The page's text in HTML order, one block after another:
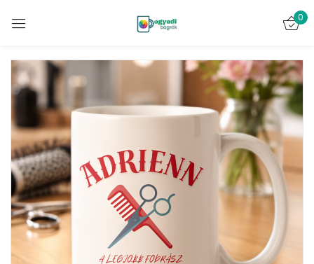
0
Bejelentkezés
Emlékezz rám Elveszett jelszó?
BELÉPÉS
FIÓK LÉTREHOZÁSA